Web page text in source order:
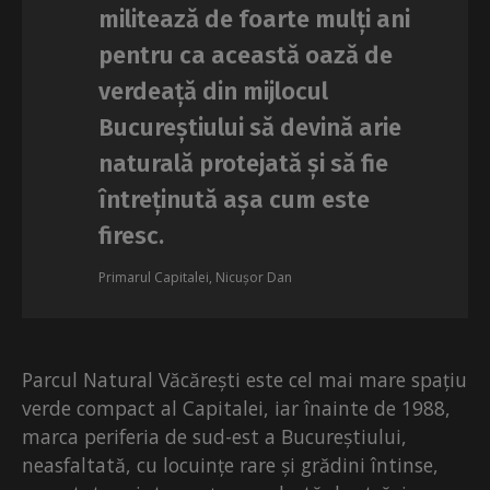
militează de foarte mulți ani
pentru ca această oază de
verdeață din mijlocul
Bucureștiului să devină arie
naturală protejată și să fie
întreținută așa cum este
firesc.
Primarul Capitalei, Nicușor Dan
Parcul Natural Văcărești este cel mai mare spațiu
verde compact al Capitalei, iar înainte de 1988,
marca periferia de sud-est a Bucureștiului,
neasfaltată, cu locuințe rare și grădini întinse,